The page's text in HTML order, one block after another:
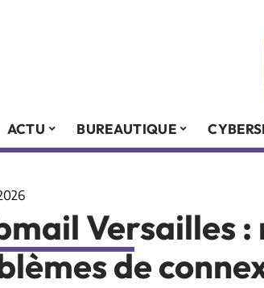
ACTU BUREAUTIQUE
Versailles :
de